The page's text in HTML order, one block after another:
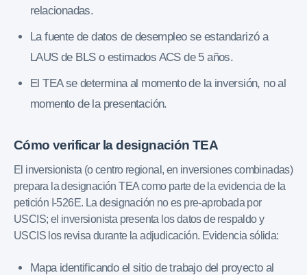
relacionadas.
La fuente de datos de desempleo se estandarizó a
LAUS de BLS o estimados ACS de 5 años.
El TEA se determina al momento de la inversión, no al
momento de la presentación.
Cómo verificar la designación TEA
El inversionista (o centro regional, en inversiones combinadas)
prepara la designación TEA como parte de la evidencia de la
petición I-526E. La designación no es pre-aprobada por
USCIS; el inversionista presenta los datos de respaldo y
USCIS los revisa durante la adjudicación. Evidencia sólida:
Mapa identificando el sitio de trabajo del proyecto al